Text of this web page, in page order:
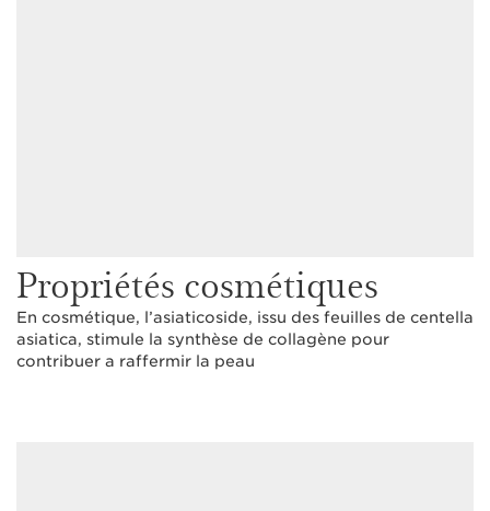
Propriétés cosmétiques
En cosmétique, l’asiaticoside, issu des feuilles de centella
asiatica, stimule la synthèse de collagène pour
contribuer a raffermir la peau